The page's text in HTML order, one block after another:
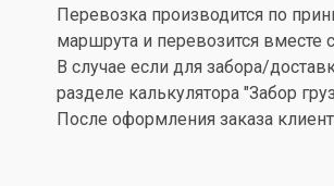
Перевозка производится по
маршрута и перевозится вместе
В случае если для забора/
разделе калькулятора "Забор
После оформления заказа